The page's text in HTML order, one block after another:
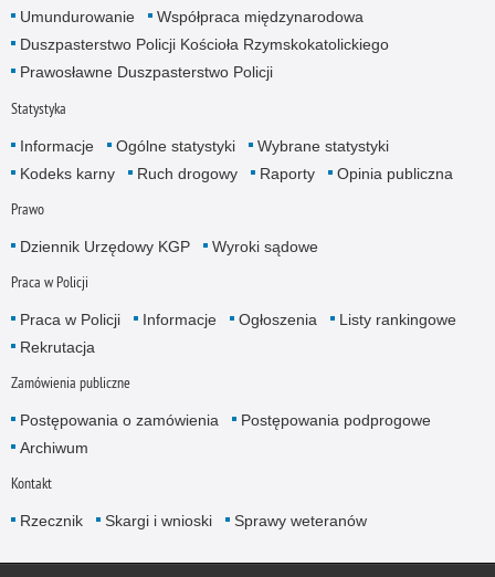
Umundurowanie
Współpraca międzynarodowa
Duszpasterstwo Policji Kościoła Rzymskokatolickiego
Prawosławne Duszpasterstwo Policji
Statystyka
Informacje Ogólne statystyki
Wybrane statystyki
Kodeks karny
Ruch drogowy Raporty Opinia publiczna
Prawo
Dziennik Urzędowy KGP Wyroki sądowe
Praca w Policji
Praca w Policji Informacje Ogłoszenia
Listy rankingowe
Rekrutacja
Zamówienia publiczne
Postępowania o zamówienia
Postępowania podprogowe
Archiwum
Kontakt
Rzecznik Skargi i wnioski Sprawy weteranów